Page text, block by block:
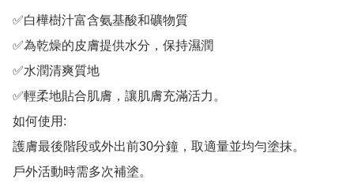
✅白樺樹汁富含氨基酸和礦物質
✅為乾燥的皮膚提供水分，保持濕潤
✅水潤清爽質地
✅輕柔地貼合肌膚，讓肌膚充滿活力。
如何使用:
護膚最後階段或外出前30分鐘，取適量並均勻塗抹。
戶外活動時需多次補塗。